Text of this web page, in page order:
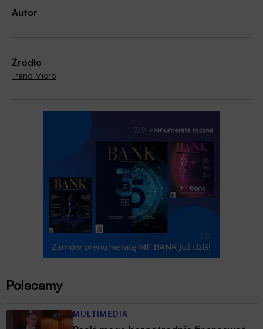
Autor
Źródło
Trend Micro
Polecamy
MULTIMEDIA